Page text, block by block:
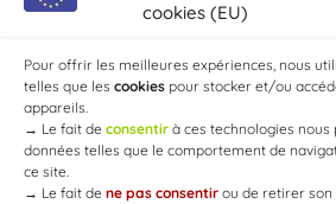
cookies (EU)
Pour offrir les meilleures expériences, nous
telles que les cookies pour stocker et/ou
appareils.
→ Le fait de consentir à ces technologies
données telles que le comportement de
ce site.
→ Le fait de ne pas consentir ou de retirer